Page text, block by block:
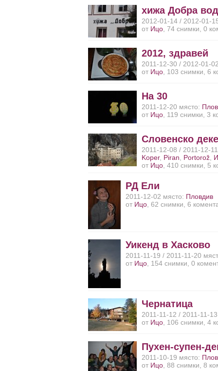
хижа Добра
2012-01-14 / 2012-01-
от Ицо , 74 снимки, 0
2012, здравей
2011-12-30 / 2012-01-
от Ицо , 103 снимки, 6
На 30
2011-12-20 място:
от Ицо , 119 снимки, 3
Словенско
2011-12-08 / 2011-12-
Koper, Piran Portorož
от Ицо , 410 снимки, 5
РД Ели
2011-12-02 място: Пловдив
от Ицо , 62 снимки, 6
Уикенд в Хасково
2011-11-19 / 2011-11-20
от Ицо , 154 снимки, 0
Чернатица
2011-11-12 / 2011-11-
от Ицо , 106 снимки, 4
Пухен-супен-
2011-10-19 място:
от Ицо , 88 снимки, 8